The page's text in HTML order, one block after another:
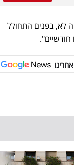
לא, בפנים התחולל